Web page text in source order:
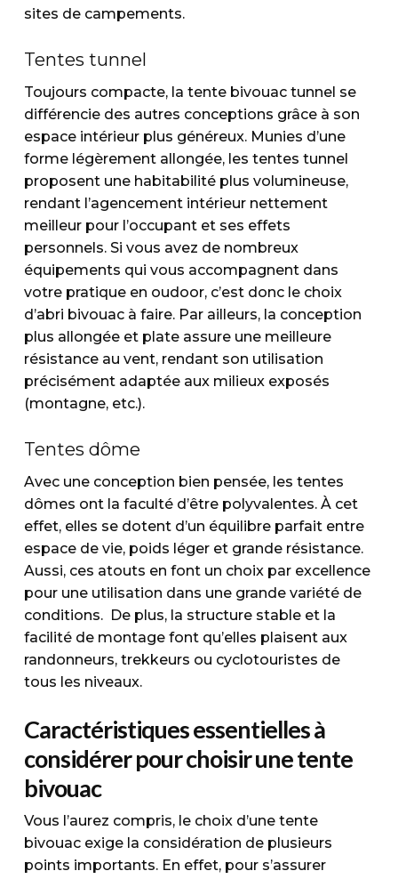
sites de campements.
Tentes tunnel
Toujours compacte, la tente bivouac tunnel se
différencie des autres conceptions grâce à son
espace intérieur plus généreux. Munies d’une
forme légèrement allongée, les tentes tunnel
proposent une habitabilité plus volumineuse,
rendant l’agencement intérieur nettement
meilleur pour l’occupant et ses effets
personnels. Si vous avez de nombreux
équipements qui vous accompagnent dans
votre pratique en oudoor, c’est donc le choix
d’abri bivouac à faire. Par ailleurs, la conception
plus allongée et plate assure une meilleure
résistance au vent, rendant son utilisation
précisément adaptée aux milieux exposés
(montagne, etc.).
Tentes dôme
Avec une conception bien pensée, les tentes
dômes ont la faculté d’être polyvalentes. À cet
effet, elles se dotent d’un équilibre parfait entre
espace de vie, poids léger et grande résistance.
Aussi, ces atouts en font un choix par excellence
pour une utilisation dans une grande variété de
conditions. De plus, la structure stable et la
facilité de montage font qu’elles plaisent aux
randonneurs, trekkeurs ou cyclotouristes de
tous les niveaux.
Caractéristiques essentielles à
considérer pour choisir une tente
bivouac
Vous l’aurez compris, le choix d’une tente
bivouac exige la considération de plusieurs
points importants. En effet, pour s’assurer